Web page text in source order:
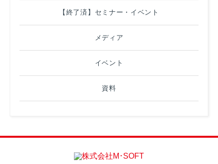
【終了済】セミナー・イベント
メディア
イベント
資料